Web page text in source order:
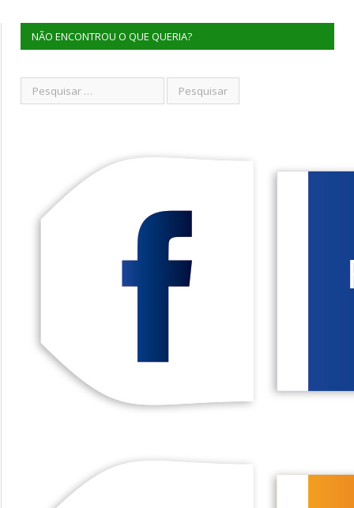
NÃO ENCONTROU O QUE QUERIA?